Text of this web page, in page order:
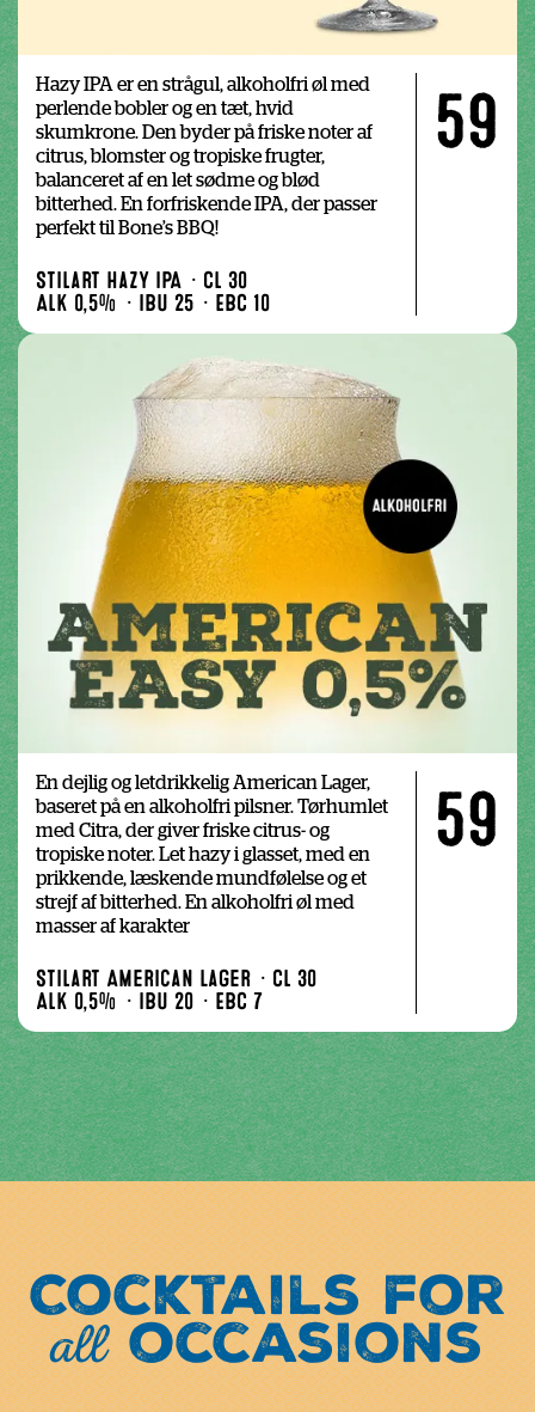
Hazy IPA er en strågul, alkoholfri øl med
perlende bobler og en tæt, hvid
skumkrone. Den byder på friske noter af
citrus, blomster og tropiske frugter,
balanceret af en let sødme og blød
bitterhed. En forfriskende IPA, der passer
perfekt til Bone’s BBQ!
Stilart Hazy IPA
Cl 30
Alk 0,5%
IBU 25 EBC 10
59
En dejlig og letdrikkelig American Lager,
baseret på en alkoholfri pilsner. Tørhumlet
med Citra, der giver friske citrus- og
tropiske noter. Let hazy i glasset, med en
prikkende, læskende mundfølelse og et
strejf af bitterhed. En alkoholfri øl med
masser af karakter
Stilart American Lager
Cl 30
Alk 0,5%
IBU 20 EBC 7
59
Cocktails for
alloccasions